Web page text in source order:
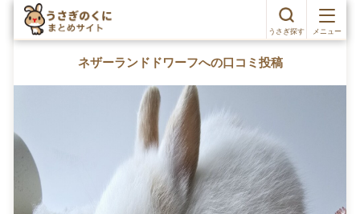
うさぎ探す メニュー
ネザーランドドワーフへの口コミ投稿